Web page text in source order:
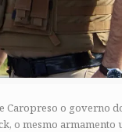
Caropreso o governo
o mesmo armamento